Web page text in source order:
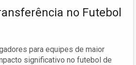
no Futebol
para equipes de maior
significativo no futebol de